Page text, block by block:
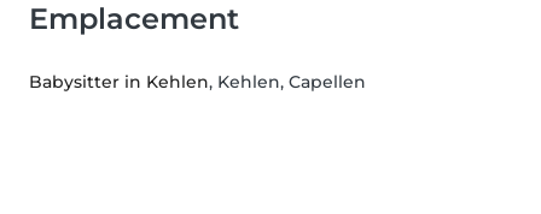
Emplacement
Babysitter in Kehlen, Kehlen, Capellen